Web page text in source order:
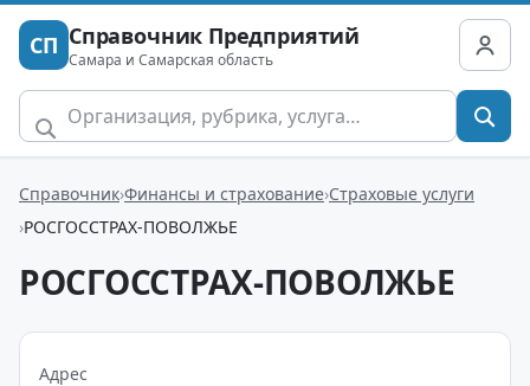
СП Справочник Предприятий
Самара и Самарская область
Справочник Финансы и страхование Страховые услуги
РОСГОССТРАХ-ПОВОЛЖЬЕ
РОСГОССТРАХ-ПОВОЛЖЬЕ
Адрес